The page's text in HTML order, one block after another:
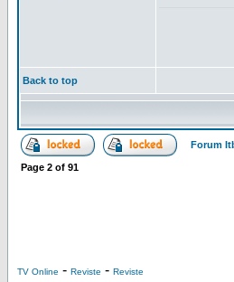
Back to top
Forum
Page 2 of 91
TV Online - Reviste - Reviste